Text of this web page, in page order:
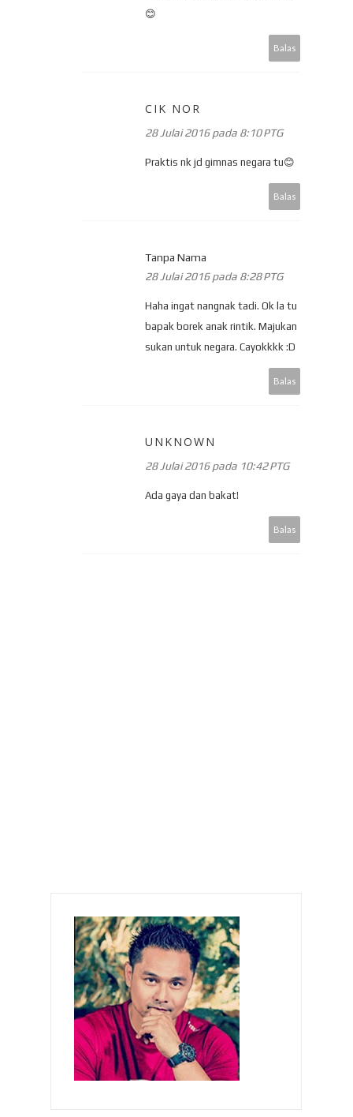
😊
Balas
CIK NOR
28 Julai 2016 pada 8:10 PTG
Praktis nk jd gimnas negara tu😊
Balas
Tanpa Nama
28 Julai 2016 pada 8:28 PTG
Haha ingat nangnak tadi. Ok la tu
bapak borek anak rintik. Majukan
sukan untuk negara. Cayokkkk :D
Balas
UNKNOWN
28 Julai 2016 pada 10:42 PTG
Ada gaya dan bakat!
Balas